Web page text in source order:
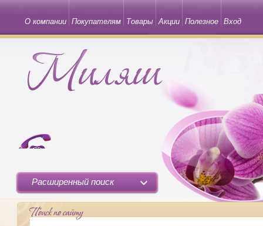
О компании Покупателям Товары Акции Полезное Вход
Расширенный поиск